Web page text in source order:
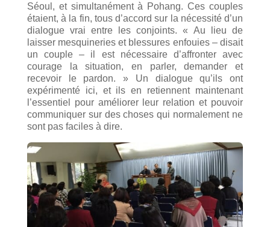
Séoul, et simultanément à Pohang. Ces couples
étaient, à la fin, tous d’accord sur la nécessité d’un
dialogue vrai entre les conjoints. « Au lieu de
laisser mesquineries et blessures enfouies – disait
un couple – il est nécessaire d’affronter avec
courage la situation, en parler, demander et
recevoir le pardon. » Un dialogue qu’ils ont
expérimenté ici, et ils en retiennent maintenant
l’essentiel pour améliorer leur relation et pouvoir
communiquer sur des choses qui normalement ne
sont pas faciles à dire.